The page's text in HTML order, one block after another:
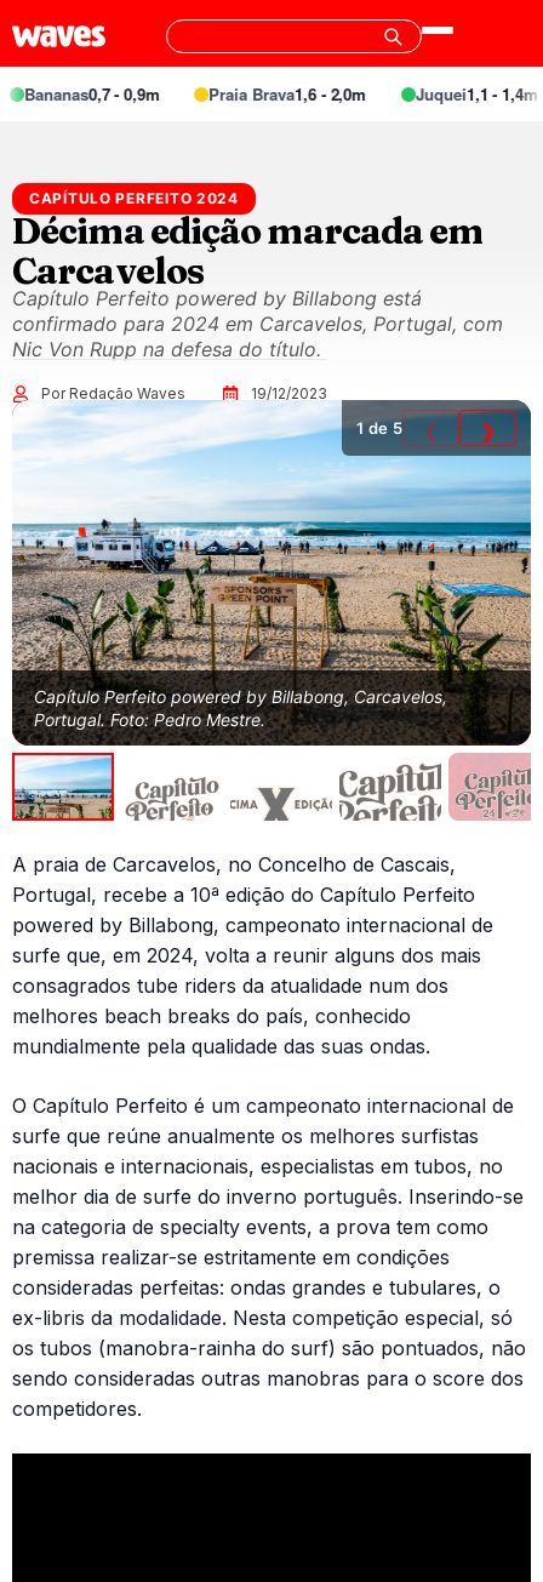
0,7 - 0,9m Praia Brava1,6 - 2,0m Juquei1,1 - 1,4m
CAPÍTULO PERFEITO 2024
Décima edição marcada em
Carcavelos
Capítulo Perfeito powered by Billabong está
confirmado para 2024 em Carcavelos, Portugal, com
Nic Von Rupp na defesa do título.
Por Redação Waves 19/12/2023
Capítulo Perfeito powered by Billabong, Carcavelos,
Portugal. Foto: Pedro Mestre.
1de 5 ❮ ❯
A praia de Carcavelos, no Concelho de Cascais,
Portugal, recebe a 10ª edição do Capítulo Perfeito
powered by Billabong, campeonato internacional de
surfe que, em 2024, volta a reunir alguns dos mais
consagrados tube riders da atualidade num dos
melhores beach breaks do país, conhecido
mundialmente pela qualidade das suas ondas.
O Capítulo Perfeito é um campeonato internacional de
surfe que reúne anualmente os melhores surfistas
nacionais e internacionais, especialistas em tubos, no
melhor dia de surfe do inverno português. Inserindo-se
na categoria de specialty events, a prova tem como
premissa realizar-se estritamente em condições
consideradas perfeitas: ondas grandes e tubulares, o
ex-libris da modalidade. Nesta competição especial, só
os tubos (manobra-rainha do surf) são pontuados, não
sendo consideradas outras manobras para o score dos
competidores.